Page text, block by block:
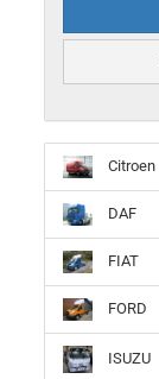
Citroen
DAF
FIAT
FORD
ISUZU